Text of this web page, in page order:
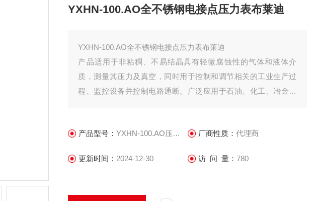
YXHN-100.AO全不锈钢电接点压力表布莱迪
YXHN-100.AO全不锈钢电接点压力表布莱迪
产品适用于非粘稠、不易结晶具有轻微腐蚀性的气体和液体介
质，测量其压力及真空，同时用于控制和调节相关的工业生产过
程、监控设备并控制电路通断。广泛应用于石油、化工、冶金、
产品型号：YXHN-100.AO压力表 厂商性质： 代理商
更新时间： 2024-12-30 访 问 量： 780